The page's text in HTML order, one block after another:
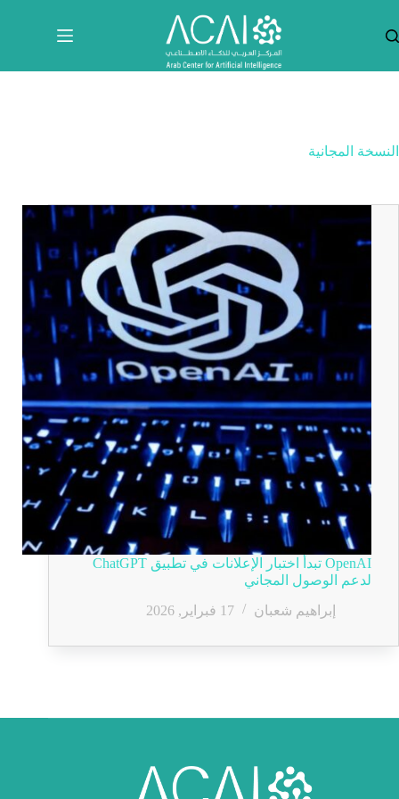
المحتوى
النسخة المجانية
OpenAI تبدأ اختبار الإعلانات في تطبيق ChatGPT
لدعم الوصول المجاني
إبراهيم شعبان
17 فبراير, 2026